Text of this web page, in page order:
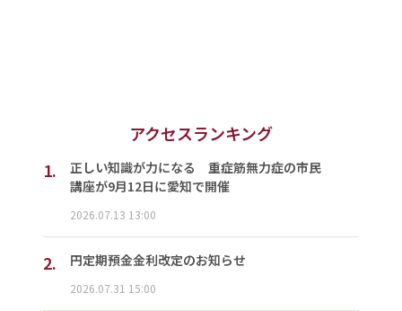
アクセスランキング
1.
正しい知識が力になる 重症筋無力症の市民
講座が9月12日に愛知で開催
2026.07.13 13:00
2. 円定期預金金利改定のお知らせ
2026.07.31 15:00